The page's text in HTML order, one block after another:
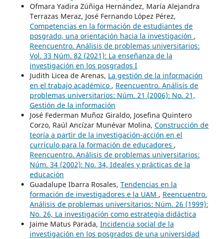
Ofmara Yadira Zúñiga Hernández, María Alejandra
Terrazas Meraz, José Fernando López Pérez,
Competencias en la formación de estudiantes de
posgrado, una orientación hacia la investigación ,
Reencuentro. Análisis de problemas universitarios:
Vol. 33 Núm. 82 (2021): La enseñanza de la
investigación en los posgrados I
Judith Licea de Arenas, La gestión de la información
en el trabajo académico , Reencuentro. Análisis de
problemas universitarios: Núm. 21 (2006): No. 21,
Gestión de la información
José Federman Muñoz Giraldo, Josefina Quintero
Corzo, Raúl Ancízar Munévar Molina, Construcción de
teoría a partir de la investigación-acción en el
currículo para la formación de educadores ,
Reencuentro. Análisis de problemas universitarios:
Núm. 34 (2002): No. 34, Ideales y prácticas de la
educación
Guadalupe Ibarra Rosales, Tendencias en la
formación de investigadores e la UAM , Reencuentro.
Análisis de problemas universitarios: Núm. 26 (1999):
No. 26, La investigación como estrategia didáctica
Jaime Matus Parada, Incidencia social de la
investigación en los posgrados de una universidad